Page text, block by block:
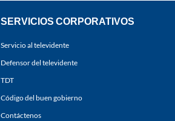
SERVICIOS CORPORATIVOS
Servicio al televidente
Defensor del televidente
TDT
Código del buen gobierno
Contáctenos